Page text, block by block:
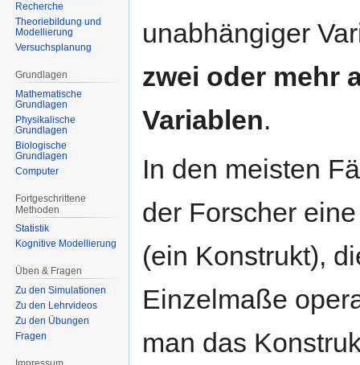
unabhängiger
zwei oder mehr
Variablen.
In den meisten
der Forscher
(ein Konstrukt),
Einzelmaße
man das
Recherche
Theoriebildung und
Modellierung
Versuchsplanung
Grundlagen
Mathematische
Grundlagen
Physikalische
Grundlagen
Biologische
Grundlagen
Computer
Fortgeschrittene
Methoden
Statistik
Kognitive Modellierung
Üben & Fragen
Zu den Simulationen
Zu den Lehrvideos
Zu den Übungen
Fragen